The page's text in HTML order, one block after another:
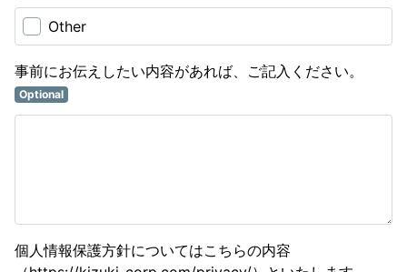
Other
事前にお伝えしたい内容があれば、ご記入ください。
Optional
個人情報保護方針についてはこちらの内容